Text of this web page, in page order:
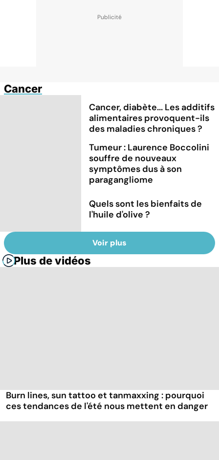
Cancer
Cancer, diabète... Les additifs
alimentaires provoquent-ils
des maladies chroniques ?
Tumeur : Laurence Boccolini
souffre de nouveaux
symptômes dus à son
paragangliome
Quels sont les bienfaits de
l'huile d'olive ?
Voir plus
Plus de vidéos
Burn lines, sun tattoo et tanmaxxing : pourquoi
ces tendances de l'été nous mettent en danger